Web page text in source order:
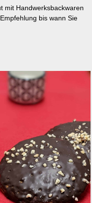
mit Handwerksbackwaren
bis wann Sie